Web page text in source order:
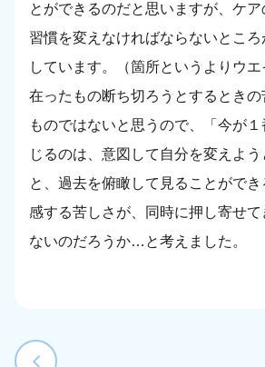
とができるのだと思いますが、ケ
習慣を変えなければならないとこ
しています。（箇所というよりウ
在ったもの断ち切ろうとするとき
ものではないと思うので、「今が
じるのは、意図して自分を変えよ
と、過去を俯瞰して見ることがで
感する苦しさが、同時に押し寄せ
ないのだろうか…と考えました。